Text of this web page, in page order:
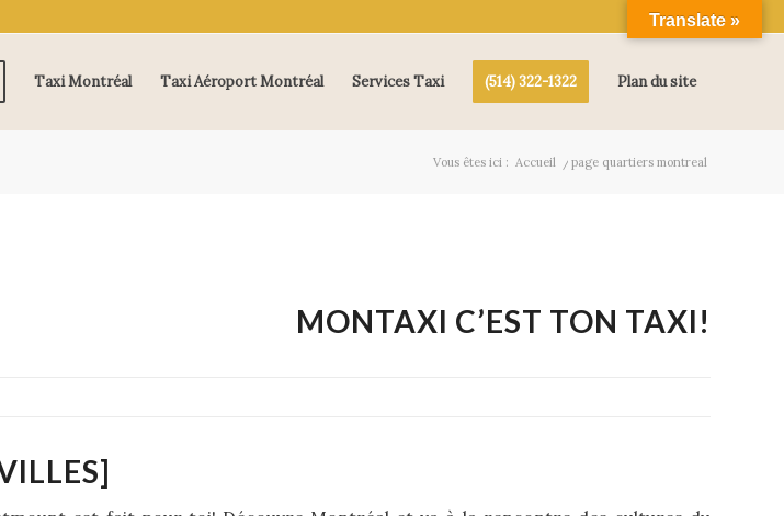
Taxi Montréal Taxi Aéroport Montréal Services Taxi (514) 322-1322 Plan du site
Vous êtes ici : Accueil / page quartiers montreal
MONTAXI C’EST TON TAXI!
Translate »